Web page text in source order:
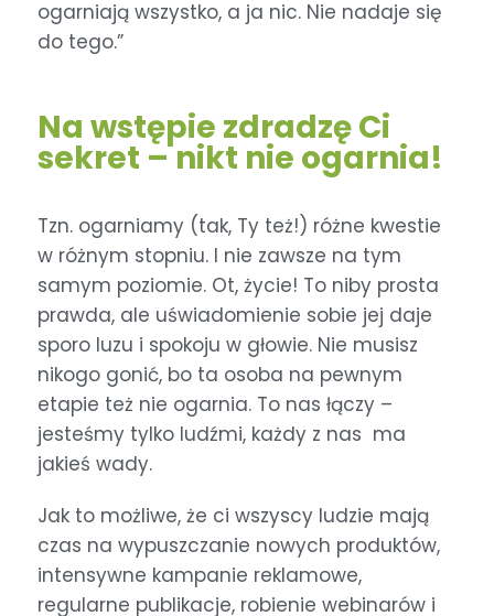
ogarniają wszystko, a ja nic. Nie nadaje się
do tego.”
Na wstępie zdradzę Ci
sekret – nikt nie ogarnia!
Tzn. ogarniamy (tak, Ty też!) różne kwestie
w różnym stopniu. I nie zawsze na tym
samym poziomie. Ot, życie! To niby prosta
prawda, ale uświadomienie sobie jej daje
sporo luzu i spokoju w głowie. Nie musisz
nikogo gonić, bo ta osoba na pewnym
etapie też nie ogarnia. To nas łączy –
jesteśmy tylko ludźmi, każdy z nas ma
jakieś wady.
Jak to możliwe, że ci wszyscy ludzie mają
czas na wypuszczanie nowych produktów,
intensywne kampanie reklamowe,
regularne publikacje, robienie webinarów i